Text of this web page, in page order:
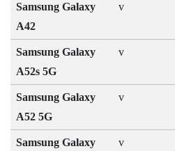
Samsung Galaxy
A42
v
Samsung Galaxy
A52s 5G
v
Samsung Galaxy
A52 5G
v
Samsung Galaxy
v